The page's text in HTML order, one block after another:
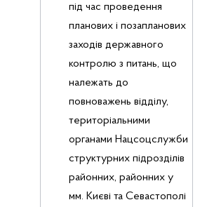
під час проведення
планових і позапланових
заходів державного
контролю з питань, що
належать до
повноважень відділу,
територіальними
органами Нацсоцслужби
структурних підрозділів
районних, районних у
мм. Києві та Севастополі